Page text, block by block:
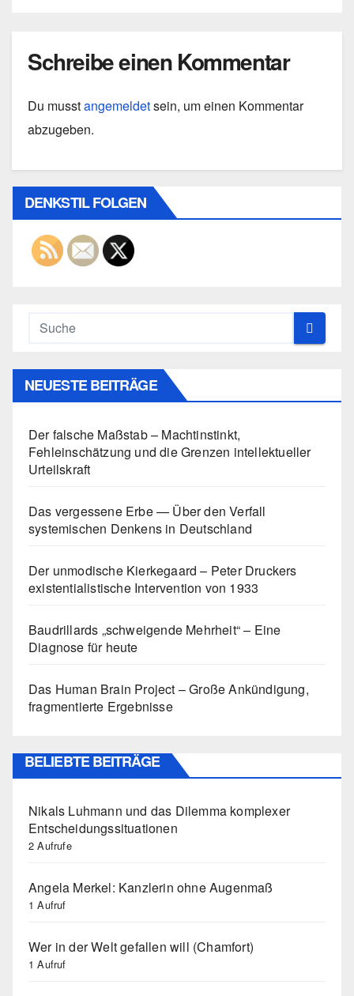
Schreibe einen Kommentar
Du musstangemeldetsein, um einen Kommentar
abzugeben.
DENKSTIL FOLGEN
NEUESTE BEITRÄGE
Der falsche Maßstab – Machtinstinkt,
Fehleinschätzung und die Grenzen intellektueller
Urteilskraft
Das vergessene Erbe — Über den Verfall
systemischen Denkens in Deutschland
Der unmodische Kierkegaard – Peter Druckers
existentialistische Intervention von 1933
Baudrillards „schweigende Mehrheit“ – Eine
Diagnose für heute
Das Human Brain Project – Große Ankündigung,
fragmentierte Ergebnisse
BELIEBTE BEITRÄGE
Nikals Luhmann und das Dilemma komplexer
Entscheidungssituationen
2 Aufrufe
Angela Merkel: Kanzlerin ohne Augenmaß
1 Aufruf
Wer in der Welt gefallen will (Chamfort)
1 Aufruf